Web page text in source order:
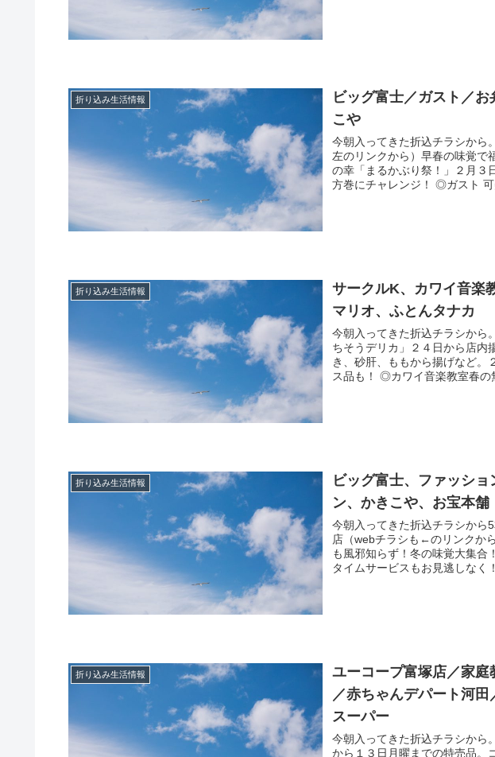
折り込み生活情報
ビッグ富士／ガスト／
こや
今朝入ってきた折込チラシか
左のリンクから）早春の味覚で
の幸「まるかぶり祭！」２月３
方巻にチャレンジ！ ◎ガスト 可
折り込み生活情報
サークルK、カワイ音楽
マリオ、ふとんタナカ
今朝入ってきた折込チラシか
ちそうデリカ」２４日から店内
き、砂肝、ももから揚げなど。
ス品も！ ◎カワイ音楽教室春の
折り込み生活情報
ビッグ富士、ファッシ
ン、かきこや、お宝本舗
今朝入ってきた折込チラシか
店（webチラシも←のリンクか
も風邪知らず！冬の味覚大集合
タイムサービスもお見逃しなく
折り込み生活情報
ユーコープ富塚店／家庭
／赤ちゃんデパート河
スーパー
今朝入ってきた折込チラシから
から１３日月曜までの特売品。